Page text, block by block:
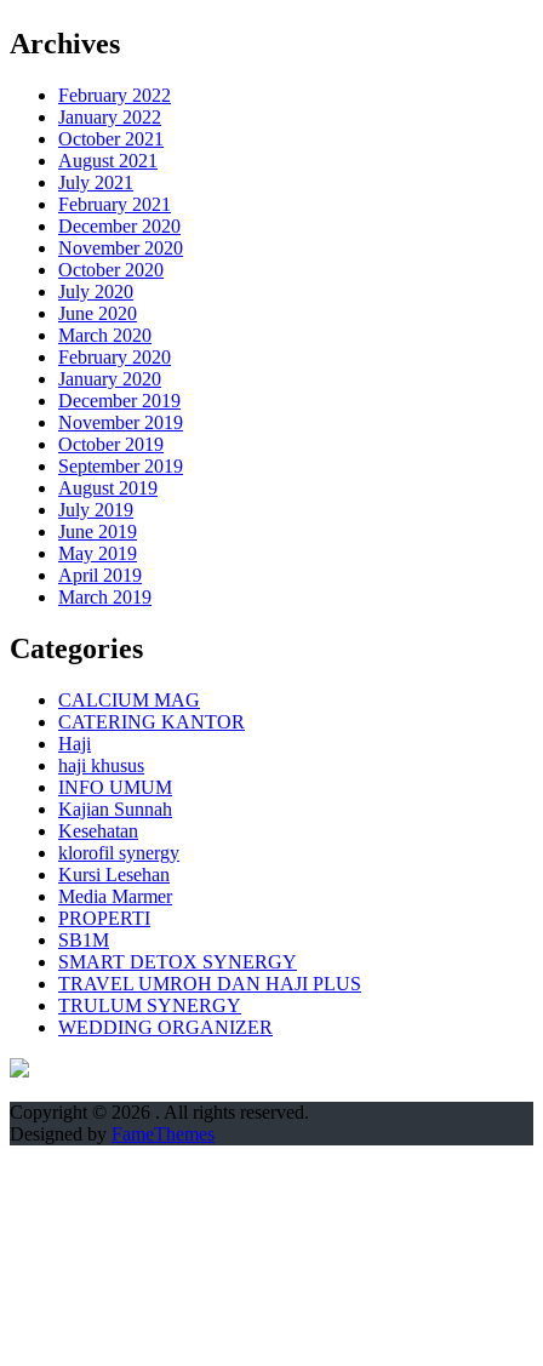
Archives
February 2022
January 2022
October 2021
August 2021
July 2021
February 2021
December 2020
November 2020
October 2020
July 2020
June 2020
March 2020
February 2020
January 2020
December 2019
November 2019
October 2019
September 2019
August 2019
July 2019
June 2019
May 2019
April 2019
March 2019
Categories
CALCIUM MAG
CATERING KANTOR
Haji
haji khusus
INFO UMUM
Kajian Sunnah
Kesehatan
klorofil synergy
Kursi Lesehan
Media Marmer
PROPERTI
SB1M
SMART DETOX SYNERGY
TRAVEL UMROH DAN HAJI PLUS
TRULUM SYNERGY
WEDDING ORGANIZER
Copyright © 2026 . All rights reserved.
Designed by FameThemes